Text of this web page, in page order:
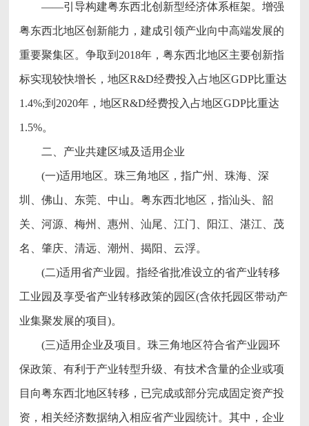
——引导构建粤东西北创新型经济体系框架。增强
粤东西北地区创新能力，建成引领产业向中高端发展的
重要聚集区。争取到2018年，粤东西北地区主要创新指
标实现较快增长，地区R&D经费投入占地区GDP比重达
1.4%;到2020年，地区R&D经费投入占地区GDP比重达
1.5%。
二、产业共建区域及适用企业
(一)适用地区。珠三角地区，指广州、珠海、深
圳、佛山、东莞、中山。粤东西北地区，指汕头、韶
关、河源、梅州、惠州、汕尾、江门、阳江、湛江、茂
名、肇庆、清远、潮州、揭阳、云浮。
(二)适用省产业园。指经省批准设立的省产业转移
工业园及享受省产业转移政策的园区(含依托园区带动产
业集聚发展的项目)。
(三)适用企业及项目。珠三角地区符合省产业园环
保政策、有利于产业转型升级、有技术含量的企业或项
目向粤东西北地区转移，已完成或部分完成固定资产投
资，相关经济数据纳入相应省产业园统计。其中，企业